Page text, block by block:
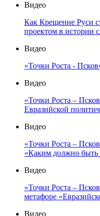
Видео
Как Крещение Руси
проектом в истории
Видео
«Точки Роста -
Видео
«Точки Роста –
Евразийской
Видео
«Точки Роста –
«Каким должно быть
Видео
«Точки Роста –
метафоре
Видео